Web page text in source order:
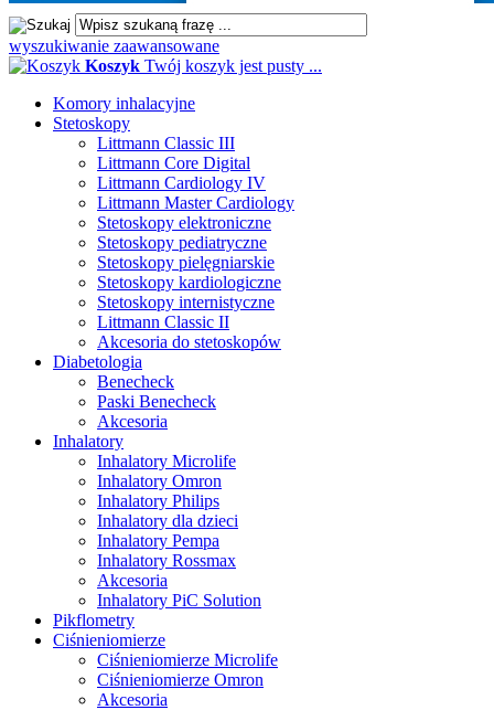
wyszukiwanie zaawansowane
Koszyk Twój koszyk jest pusty ...
Komory inhalacyjne
Stetoskopy
Littmann Classic III
Littmann Core Digital
Littmann Cardiology IV
Littmann Master Cardiology
Stetoskopy elektroniczne
Stetoskopy pediatryczne
Stetoskopy pielęgniarskie
Stetoskopy kardiologiczne
Stetoskopy internistyczne
Littmann Classic II
Akcesoria do stetoskopów
Diabetologia
Benecheck
Paski Benecheck
Akcesoria
Inhalatory
Inhalatory Microlife
Inhalatory Omron
Inhalatory Philips
Inhalatory dla dzieci
Inhalatory Pempa
Inhalatory Rossmax
Akcesoria
Inhalatory PiC Solution
Pikflometry
Ciśnieniomierze
Ciśnieniomierze Microlife
Ciśnieniomierze Omron
Akcesoria